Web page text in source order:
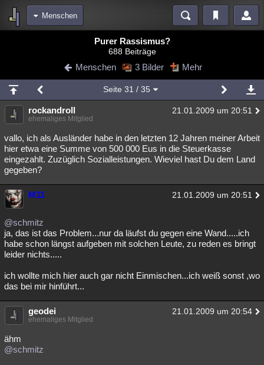
Menschen
Blogs Videos
Chat Wiki Neuigkeiten
meine Rubriken
Menschen Wissenschaft Mystery Kriminalfälle
Spiritualität Verschwörungen Technologie Ufologie
Natur Umfragen Unterhaltung
weitere Rubriken
Philosophie Literatur
Astronomie
Musik Clash Verbesserungen Allmystery English
Übersichten
Besucht Teilgenommen Alle Neue Geschlossen
Lesenswert Schlüsselwörter
Purer Rassismus?
688 Beiträge
Menschen 3 Bilder Mehr
Seite 31 / 35
rockandroll 21.01.2009 um 20:51
ehemaliges Mitglied
vallo, ich als Ausländer habe in den letzten 12 Jahren meiner Arbeit
hier etwa eine Summe von 500 000 Eus in die Steuerkasse
eingezahlt. Zuzüglich Sozialleistungen. Wieviel hast Du dem Land
gegeben?
M11 21.01.2009 um 20:51
@schmitz
ja, das ist das Problem...nur da läufst du gegen eine Wand.....ich
habe schon längst aufgeben mit solchen Leute, zu reden es bringt
leider nichts.....
ich wollte mich hier auch gar nicht Einmischen...ich weiß sonst ,wo
das bei mir hinführt...
geodei 21.01.2009 um 20:54
ehemaliges Mitglied
ähm
@schmitz